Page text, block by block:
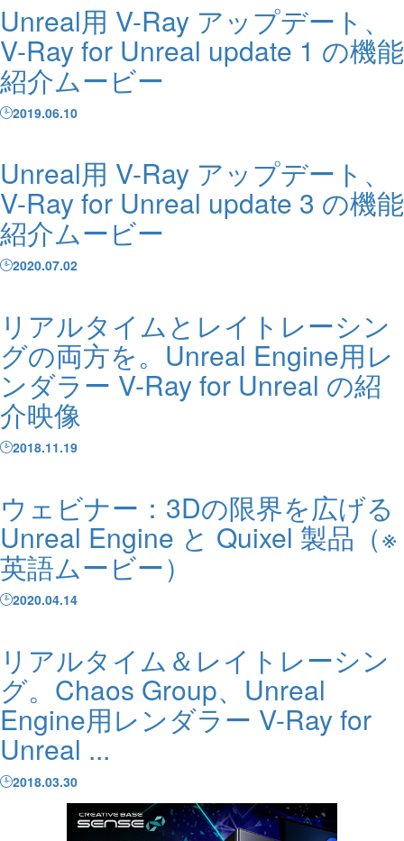
Unreal用 V-Ray アップデート、
V-Ray for Unreal update 1 の機能
紹介ムービー
2019.06.10
Unreal用 V-Ray アップデート、
V-Ray for Unreal update 3 の機能
紹介ムービー
2020.07.02
リアルタイムとレイトレーシン
グの両方を。Unreal Engine用レ
ンダラー V-Ray for Unreal の紹
介映像
2018.11.19
ウェビナー：3Dの限界を広げる
Unreal Engine と Quixel 製品（※
英語ムービー）
2020.04.14
リアルタイム＆レイトレーシン
グ。Chaos Group、Unreal
Engine用レンダラー V-Ray for
Unreal ...
2018.03.30